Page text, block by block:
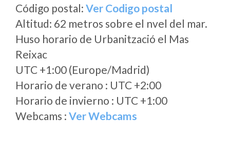
Código postal: Ver Codigo postal
Altitud: 62 metros sobre el nvel del mar.
Huso horario de Urbanització el Mas
Reixac
UTC +1:00 (Europe/Madrid)
Horario de verano : UTC +2:00
Horario de invierno : UTC +1:00
Webcams : Ver Webcams